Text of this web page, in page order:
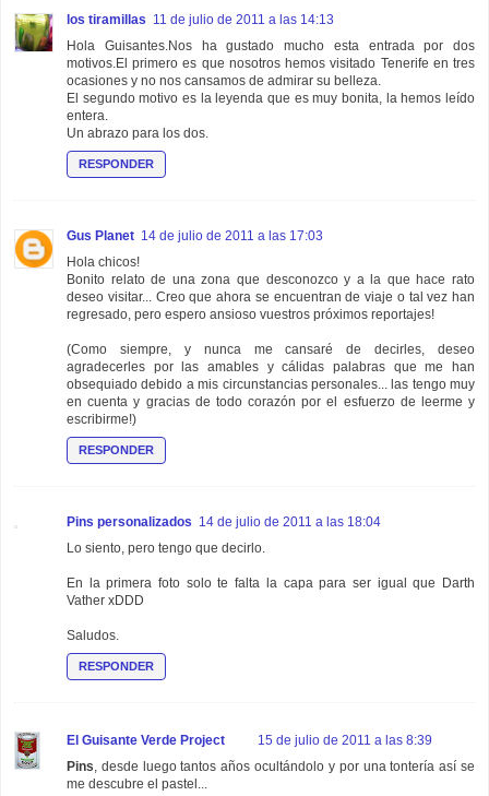
los tiramillas 11 de julio de 2011 a las 14:13
Hola Guisantes.Nos ha gustado mucho esta entrada por dos
motivos.El primero es que nosotros hemos visitado Tenerife en tres
ocasiones y no nos cansamos de admirar su belleza.
El segundo motivo es la leyenda que es muy bonita, la hemos leído
entera.
Un abrazo para los dos.
RESPONDER
Gus Planet 14 de julio de 2011 a las 17:03
Hola chicos!
Bonito relato de una zona que desconozco y a la que hace rato
deseo visitar... Creo que ahora se encuentran de viaje o tal vez han
regresado, pero espero ansioso vuestros próximos reportajes!
(Como siempre, y nunca me cansaré de decirles, deseo
agradecerles por las amables y cálidas palabras que me han
obsequiado debido a mis circunstancias personales... las tengo muy
en cuenta y gracias de todo corazón por el esfuerzo de leerme y
escribirme!)
RESPONDER
Pins personalizados 14 de julio de 2011 a las 18:04
Lo siento, pero tengo que decirlo.
En la primera foto solo te falta la capa para ser igual que Darth
Vather xDDD
Saludos.
RESPONDER
El Guisante Verde Project
15 de julio de 2011 a las 8:39
Pins, desde luego tantos años ocultándolo y por una tontería así se
me descubre el pastel...